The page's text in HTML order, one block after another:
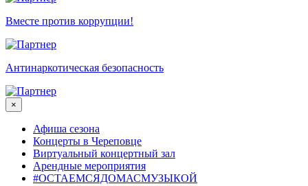
Вместе против коррупции!
Антинаркотическая безопасность
×
Афиша сезона
Концерты в Череповце
Виртуальный концертный зал
Арендные мероприятия
#ОСТАЕМСЯДОМАСМУЗЫКОЙ